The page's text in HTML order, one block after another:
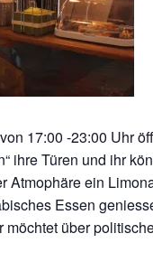
17:00 -23:00 Uhr
ihre Türen und ihr
Atmophäre ein
Essen
möchtet über